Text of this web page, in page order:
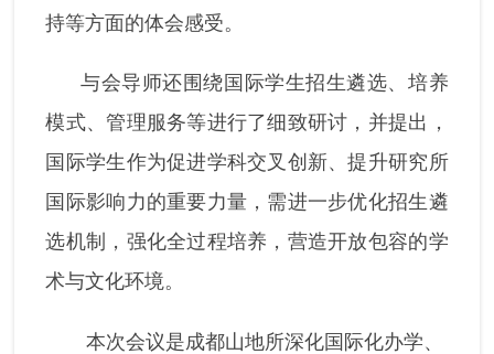
持等方面的体会感受。
与会导师还围绕国际学生招生遴选、培养
模式、管理服务等进行了细致研讨，并提出，
国际学生作为促进学科交叉创新、提升研究所
国际影响力的重要力量，需进一步优化招生遴
选机制，强化全过程培养，营造开放包容的学
术与文化环境。
本次会议是成都山地所深化国际化办学、